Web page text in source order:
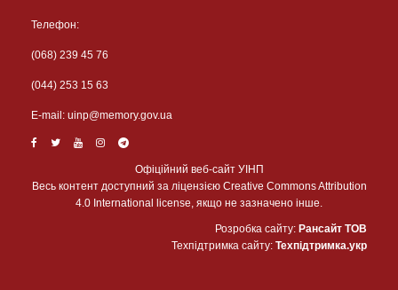
Телефон:
(068) 239 45 76
(044) 253 15 63
Е-mail: uinp@memory.gov.ua
Офіційний веб-сайт УІНП
Весь контент доступний за ліцензією Creative Commons Attribution
4.0 International license, якщо не зазначено інше.
Розробка сайту: Рансайт ТОВ
Техпідтримка сайту: Техпідтримка.укр